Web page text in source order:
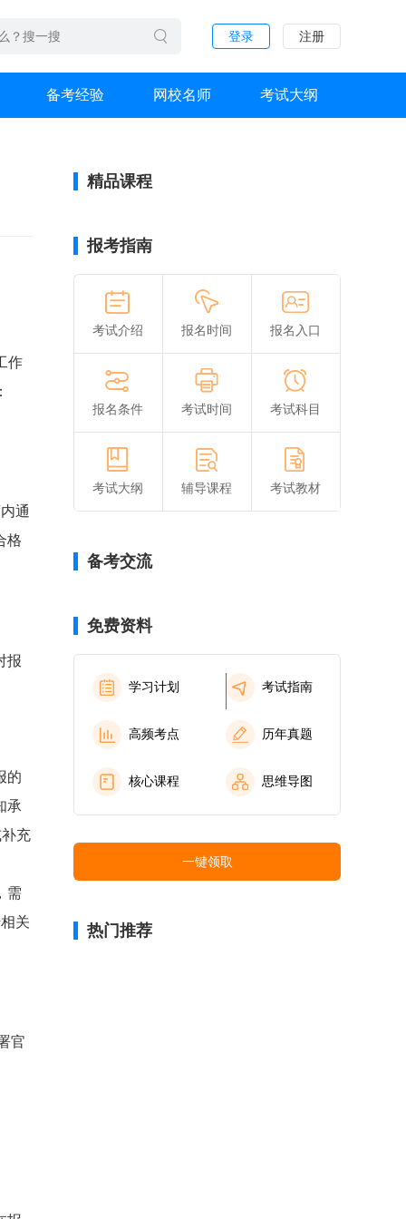
登录 注册
备考经验 网校名师 考试大纲
作
通
格
报
的
承
充
需
关
官
精品课程
报考指南
考试介绍 报名时间 报名入口
报名条件 考试时间 考试科目
考试大纲 辅导课程 考试教材
备考交流
免费资料
学习计划 考试指南
高频考点 历年真题
核心课程 思维导图
一键领取
热门推荐